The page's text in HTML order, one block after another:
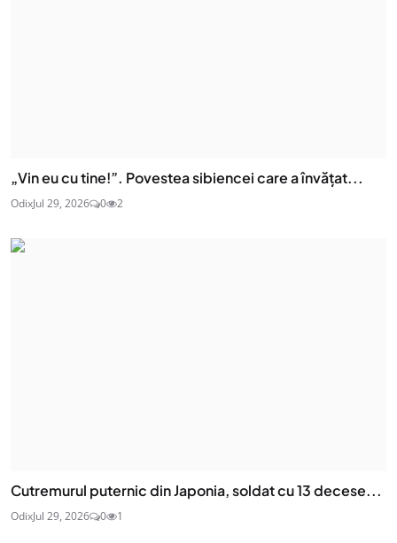
„Vin eu cu tine!”. Povestea sibiencei care a învățat...
OdixJul 29, 2026 0 2
Cutremurul puternic din Japonia, soldat cu 13 decese...
OdixJul 29, 2026 0 1